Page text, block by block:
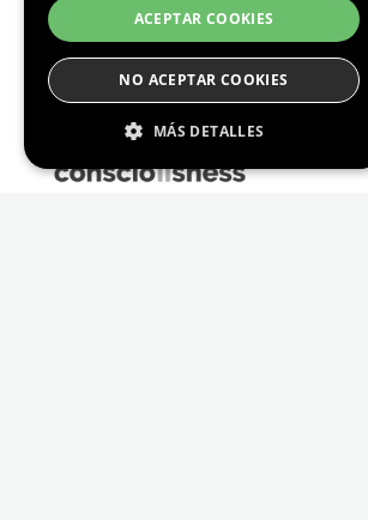
ACEPTAR COOKIES
NO ACEPTAR COOKIES
MÁS DETALLES